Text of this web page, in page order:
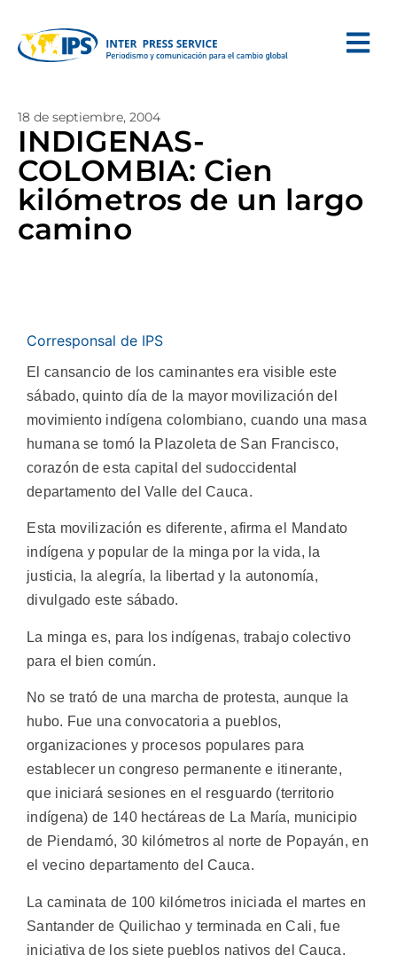
18 de septiembre, 2004
INDIGENAS-
COLOMBIA: Cien
kilómetros de un largo
camino
Corresponsal de IPS
El cansancio de los caminantes era visible este
sábado, quinto día de la mayor movilización del
movimiento indígena colombiano, cuando una masa
humana se tomó la Plazoleta de San Francisco,
corazón de esta capital del sudoccidental
departamento del Valle del Cauca.
Esta movilización es diferente, afirma el Mandato
indígena y popular de la minga por la vida, la
justicia, la alegría, la libertad y la autonomía,
divulgado este sábado.
La minga es, para los indígenas, trabajo colectivo
para el bien común.
No se trató de una marcha de protesta, aunque la
hubo. Fue una convocatoria a pueblos,
organizaciones y procesos populares para
establecer un congreso permanente e itinerante,
que iniciará sesiones en el resguardo (territorio
indígena) de 140 hectáreas de La María, municipio
de Piendamó, 30 kilómetros al norte de Popayán, en
el vecino departamento del Cauca.
La caminata de 100 kilómetros iniciada el martes en
Santander de Quilichao y terminada en Cali, fue
iniciativa de los siete pueblos nativos del Cauca.